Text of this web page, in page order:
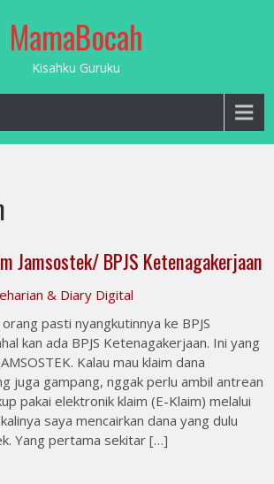
MamaBocah
Kisahku Guruku
Jamsostek/ BPJS Ketenagakerjaan
& Diary Digital
pasti nyangkutinnya ke BPJS
kan ada BPJS Ketenagakerjaan. Ini yang
Kalau mau klaim dana
juga gampang, nggak perlu ambil antrean
pakai elektronik klaim (E-Klaim) melalui
saya mencairkan dana yang dulu
Yang pertama sekitar […]